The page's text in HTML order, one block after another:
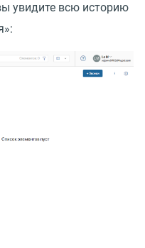
увидите всю историю